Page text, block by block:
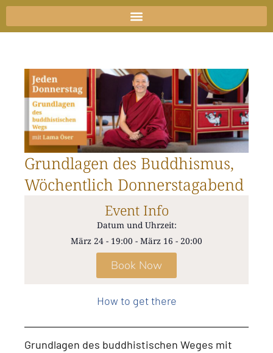
Zum
Inhalt
Grundlagen des Buddhismus,
Wöchentlich Donnerstagabend
Event Info
Datum und Uhrzeit:
März 24 - 19:00 - März 16 - 20:00
Book Now
How to get there
Grundlagen des buddhistischen Weges mit